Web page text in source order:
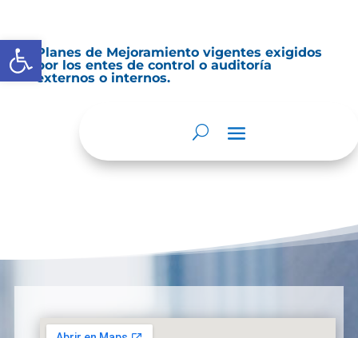
Abrir barra de herramientas
Planes de Mejoramiento vigentes exigidos
por los entes de control o auditoría
externos o internos.